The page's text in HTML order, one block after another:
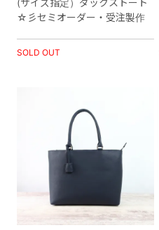
(サイズ指定）ダックストート
☆彡セミオーダー・受注製作
SOLD OUT